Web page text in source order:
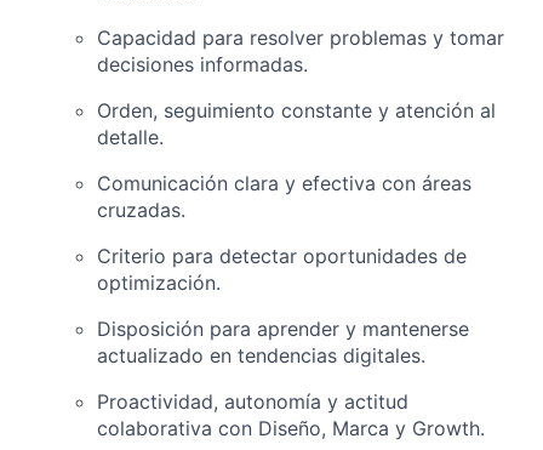
Capacidad para resolver problemas y tomar
decisiones informadas.
Orden, seguimiento constante y atención al
detalle.
Comunicación clara y efectiva con áreas
cruzadas.
Criterio para detectar oportunidades de
optimización.
Disposición para aprender y mantenerse
actualizado en tendencias digitales.
Proactividad, autonomía y actitud
colaborativa con Diseño, Marca y Growth.